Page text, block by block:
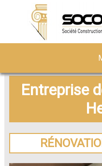
Entreprise